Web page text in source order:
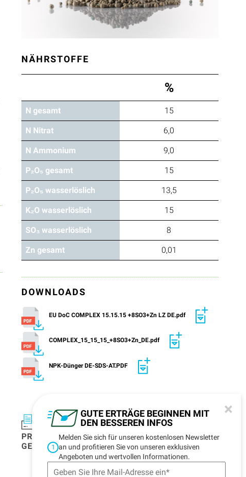
GUTE ERTRÄGE BEGINNEN MIT
DEN BESSEREN INFOS
×
1
Melden Sie sich für unseren kostenlosen Newsletter
an und profitieren Sie von unseren exklusiven
Angeboten und wertvollen Informationen.
NÄHRSTOFFE
%
N gesamt 15
N Nitrat 6,0
N Ammonium 9,0
P₂O₅ gesamt 15
P₂O₅ wasserlöslich 13,5
K₂O wasserlöslich 15
SO₃ wasserlöslich 8
Zn gesamt 0,01
DOWNLOADS
EU DoC COMPLEX 15.15.15 +8SO3+Zn LZ DE.pdf
COMPLEX_15_15_15_+8SO3+Zn_DE.pdf
NPK-Dünger DE-SDS-AT.PDF
PRODUKTDATENBLATT
GENERIEREN
DATENBLATT ZUM
DOWNLOAD
CENTRE
HINZUFÜGEN